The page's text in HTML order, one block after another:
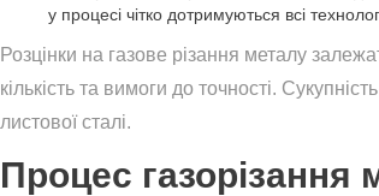
у процесі чітко дотримуються всі
Розцінки на газове різання металу
кількість та вимоги до точності.
листової сталі.
Процес газорізання